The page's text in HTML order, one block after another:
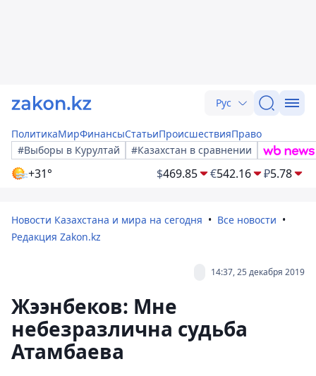
Рус
ПолитикаМирФинансыСтатьиПроисшествияПраво
#Выборы в Курултай
#Казахстан в сравнении
+31° $469.85 €542.16 ₽5.78
Новости Казахстана и мира на сегодня
Все новости
Редакция Zakon.kz
14:37, 25 декабря 2019
Жээнбеков: Мне
небезразлична судьба
Атамбаева